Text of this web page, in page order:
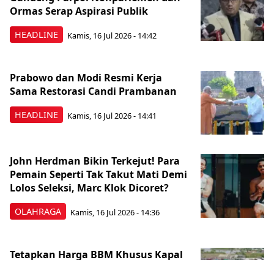
HEADLINE
Ormas Serap Aspirasi Publik
Kamis, 16 Jul 2026 - 14:42
HEADLINE
Prabowo dan Modi Resmi Kerja
Sama Restorasi Candi Prambanan
Kamis, 16 Jul 2026 - 14:41
OLAHRAGA
John Herdman Bikin Terkejut! Para
Pemain Seperti Tak Takut Mati Demi
Lolos Seleksi, Marc Klok Dicoret?
Kamis, 16 Jul 2026 - 14:36
Tetapkan Harga BBM Khusus Kapal